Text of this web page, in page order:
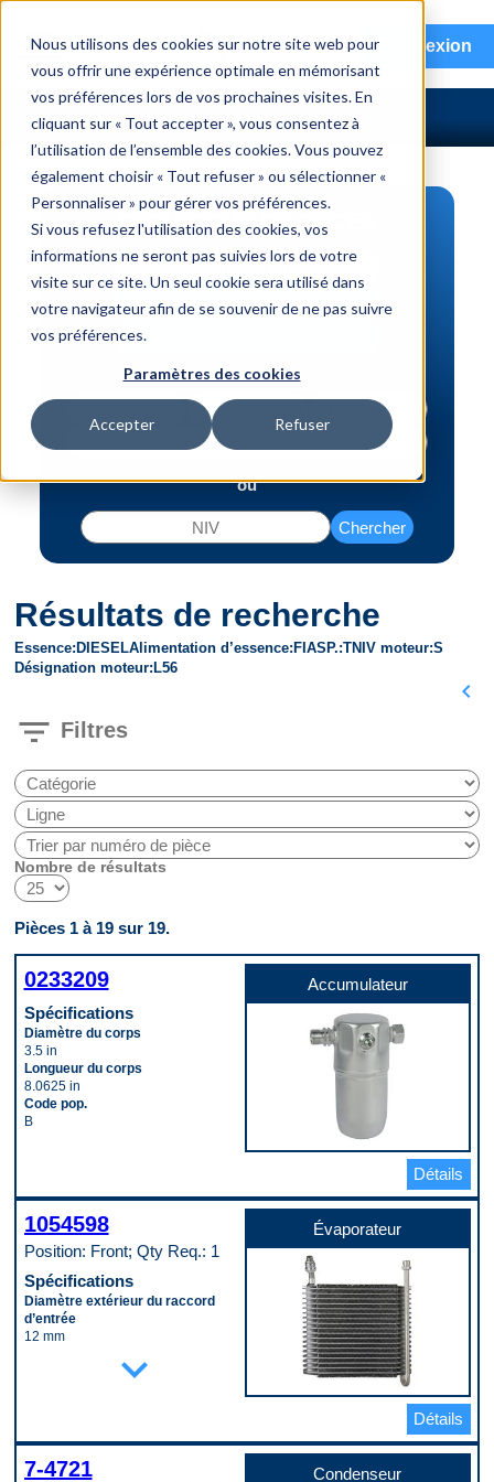
Nous utilisons des cookies sur notre site web pour
vous offrir une expérience optimale en mémorisant
vos préférences lors de vos prochaines visites. En
cliquant sur « Tout accepter », vous consentez à
l’utilisation de l’ensemble des cookies. Vous pouvez
également choisir « Tout refuser » ou sélectionner «
Personnaliser » pour gérer vos préférences.
Si vous refusez l'utilisation des cookies, vos
informations ne seront pas suivies lors de votre
visite sur ce site. Un seul cookie sera utilisé dans
votre navigateur afin de se souvenir de ne pas suivre
vos préférences.
Paramètres des cookies
Accepter Refuser
menu Connexion
RECHERCHE DE PIÈCES
Véhicule | NIV
Numéro de pièce | interchange
ou
Chercher
Résultats de recherche
Essence DIESELAlimentation d’essence FI ASP. TNIV moteur S
Désignation moteur L56
chevron_left
filter_list Filtres
Nombre de résultats
Pièces 1 à 19 sur 19.
0233209
Spécifications
Diamètre du corps
3.5 in
Longueur du corps
8.0625 in
Code pop.
B
Accumulateur
Détails
1054598
Position: Front; Qty Req.: 1
Spécifications
Diamètre extérieur du raccord
d’entrée
12 mm
Largeur
290 mm
Matériau
expand_more
Évaporateur
Détails
7-4721 Condenseur